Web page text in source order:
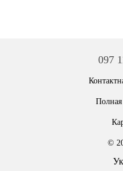
097
Полная
©